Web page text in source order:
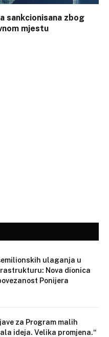
sankcionisana zbog
mjestu
ulaganja u
Nova dionica
Ponijera
za Program malih
ideja. Velika promjena.“